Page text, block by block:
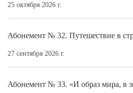
25 октября 2026 г.
Абонемент № 32. Путешествие в
27 сентября 2026 г.
Абонемент № 33. «И образ мира, в